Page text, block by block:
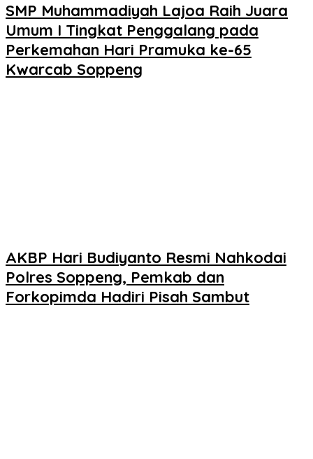
SMP Muhammadiyah Lajoa Raih Juara
Umum I Tingkat Penggalang pada
Perkemahan Hari Pramuka ke-65
Kwarcab Soppeng
AKBP Hari Budiyanto Resmi Nahkodai
Polres Soppeng, Pemkab dan
Forkopimda Hadiri Pisah Sambut